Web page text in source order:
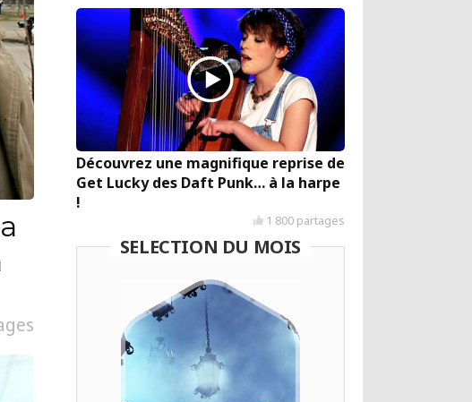
Découvrez une magnifique reprise de
Get Lucky des Daft Punk… à la harpe
!
1 800 partages
SELECTION DU MOIS